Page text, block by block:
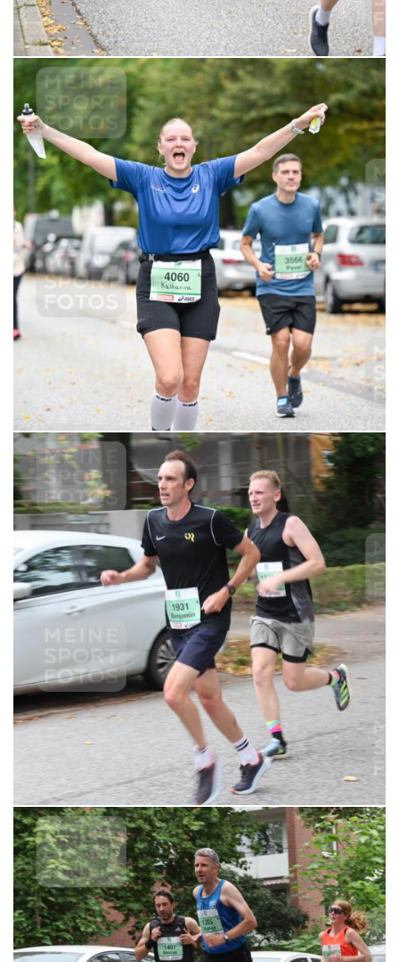
6,99 € MERKEN
21.09.2025 11:03:45
6,99 € MERKEN
21.09.2025 11:06:58
6,99 € MERKEN
21.09.2025 11:12:47